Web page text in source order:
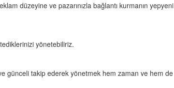
düzeyine ve pazarınızla bağlantı kurmanın yepyeni
yönetebiliriz.
ve günceli takip ederek yönetmek hem zaman ve hem de